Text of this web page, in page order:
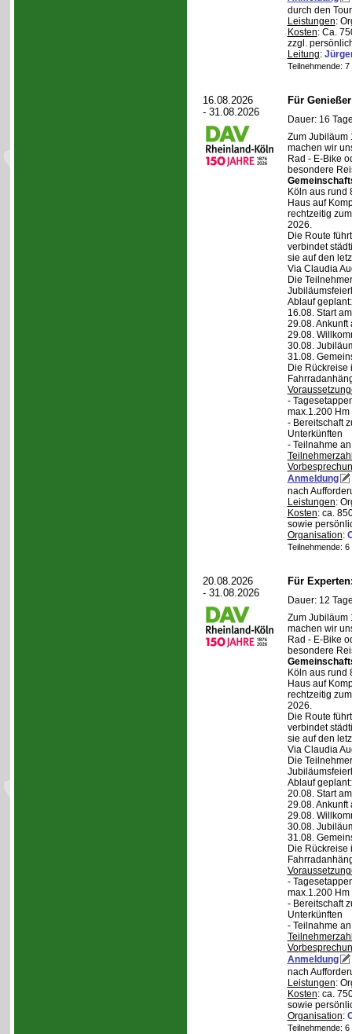
durch den
Leistungen:
Kosten: Ca.
zzgl.
Leitung:
Teilnehmende:
16.08.2026
- 31.08.2026
Für
Dauer: 16
Zum Jubiläum
machen wir
Rad - E-Bike
besondere
Köln aus rund
Haus auf
rechtzeitig
2026.
Die Route
verbindet
sie auf den
Via Claudia
Die
Ablauf geplant:
16.08. Start
29.08. Ankunft
29.08.
30.08.
31.08.
Die Rückreise
-
max.1.200 Hm
- Bereitschaft
Unterkünften
- Teilnahme
Anmeldung
nach
Leistungen:
Kosten: ca.
sowie
Organisation:
Teilnehmende:
20.08.2026
- 31.08.2026
Für
Dauer: 12
Zum Jubiläum
machen wir
Rad - E-Bike
besondere
Köln aus rund
Haus auf
rechtzeitig
2026.
Die Route
verbindet
sie auf den
Via Claudia
Die
Ablauf geplant:
20.08. Start
29.08. Ankunft
29.08.
30.08.
31.08.
Die Rückreise
-
max.1.200 Hm
- Bereitschaft
Unterkünften
- Teilnahme
Anmeldung
nach
Leistungen:
Kosten: ca.
sowie
Organisation:
Teilnehmende: